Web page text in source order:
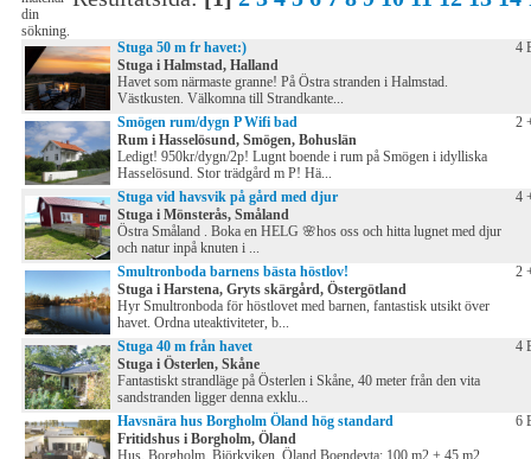
din
sökning.
Stuga 50 m fr havet:)
Stuga i Halmstad, Halland
Havet som närmaste granne! På Östra stranden i Halmstad.
Västkusten. Välkomna till Strandkante...
4
Smögen rum/dygn P Wifi bad
Rum i Hasselösund, Smögen, Bohuslän
Ledigt! 950kr/dygn/2p! Lugnt boende i rum på Smögen i idylliska
Hasselösund. Stor trädgård m P! Hä...
2
Stuga vid havsvik på gård med djur
Stuga i Mönsterås, Småland
Östra Småland . Boka en HELG 🌸hos oss och hitta lugnet med djur
och natur inpå knuten i ...
4
Smultronboda barnens bästa höstlov!
Stuga i Harstena, Gryts skärgård, Östergötland
Hyr Smultronboda för höstlovet med barnen, fantastisk utsikt över
havet. Ordna uteaktiviteter, b...
2
Stuga 40 m från havet
Stuga i Österlen, Skåne
Fantastiskt strandläge på Österlen i Skåne, 40 meter från den vita
sandstranden ligger denna exklu...
4
Havsnära hus Borgholm Öland hög standard
Fritidshus i Borgholm, Öland
Hus, Borgholm, Björkviken, Öland Boendeyta: 100 m2 + 45 m2
6